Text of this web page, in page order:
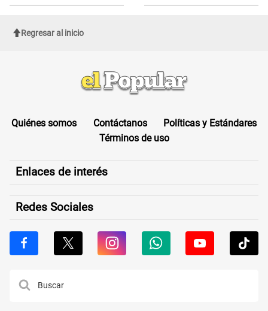
activar..."
esto reveló la autopsia que le
Regresar al inicio
Quiénes somos Contáctanos
Políticas y Estándares
Términos de uso
Enlaces de interés
Redes Sociales